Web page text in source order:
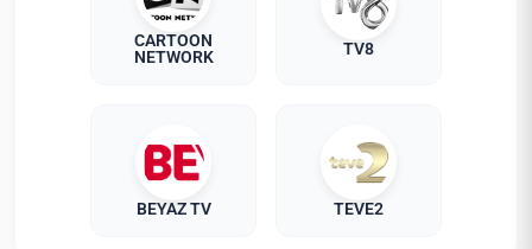
CARTOON
NETWORK
TV8
BEYAZ TV TEVE2